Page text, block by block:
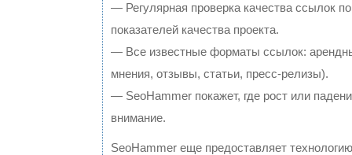
— Регулярная проверка качества ссылок
показателей качества проекта.
— Все известные форматы ссылок:
мнения, отзывы, статьи, пресс-релизы).
— SeoHammer покажет, где рост или
внимание.
SeoHammer еще предоставляет